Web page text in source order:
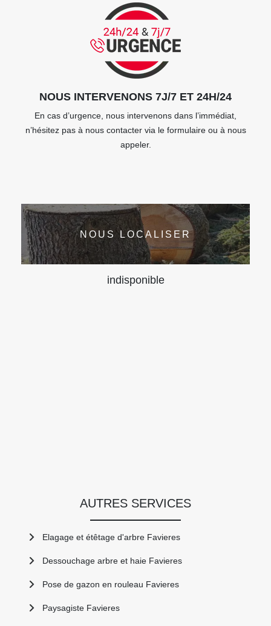
NOUS INTERVENONS 7J/7 ET 24H/24
En cas d’urgence, nous intervenons dans l’immédiat,
n’hésitez pas à nous contacter via le formulaire ou à nous
appeler.
NOUS LOCALISER
indisponible
AUTRES SERVICES
Elagage et étêtage d'arbre Favieres
Dessouchage arbre et haie Favieres
Pose de gazon en rouleau Favieres
Paysagiste Favieres